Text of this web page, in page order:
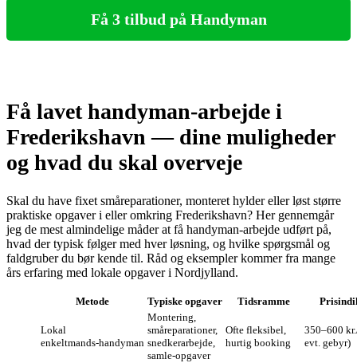
Få 3 tilbud på Handyman
Få lavet handyman‑arbejde i
Frederikshavn — dine muligheder
og hvad du skal overveje
Skal du have fixet småreparationer, monteret hylder eller løst større
praktiske opgaver i eller omkring Frederikshavn? Her gennemgår
jeg de mest almindelige måder at få handyman‑arbejde udført på,
hvad der typisk følger med hver løsning, og hvilke spørgsmål og
faldgruber du bør kende til. Råd og eksempler kommer fra mange
års erfaring med lokale opgaver i Nordjylland.
Metode Typiske opgaver Tidsramme
Lokal
enkeltmands‑handyman
Montering,
småreparationer,
snedkerarbejde,
samle‑opgaver
Ofte fleksibel,
hurtig booking
350–600
evt. gebyr)